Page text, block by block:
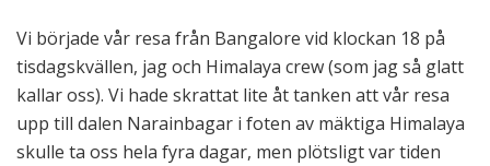
Vi började vår resa från Bangalore vid klockan 18 på
tisdagskvällen, jag och Himalaya crew (som jag så glatt
kallar oss). Vi hade skrattat lite åt tanken att vår resa
upp till dalen Narainbagar i foten av mäktiga Himalaya
skulle ta oss hela fyra dagar, men plötsligt var tiden